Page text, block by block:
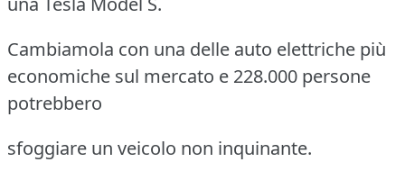
Cambiamola con una delle auto elettriche più
economiche sul mercato e 228.000 persone
potrebbero
sfoggiare un veicolo non inquinante.